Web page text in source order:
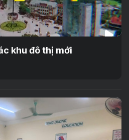
khu đô thị mới